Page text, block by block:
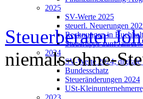
2025
SV-Werte 2025
steuerl. Neuerungen
Rechnungen in
Steuertipps zum
2024
SV-Werte 2024; digitale
Bundesschatz
Steueränderungen 2024
USt-
2023
Steuerberater
niemals-ohne-